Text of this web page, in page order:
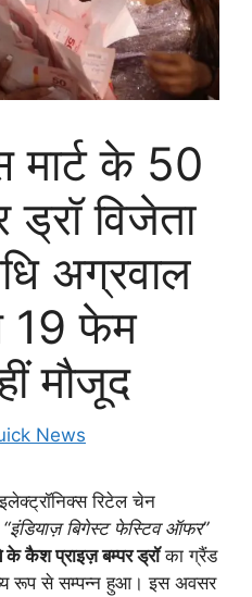
मार्ट के 50
विजेता
अग्रवाल
19 फेम
मौजूद
News
रिटेल चेन
“इंडियाज़ बिगेस्ट फेस्टिव ऑफर”
कैश प्राइज़ बम्पर ड्रॉका ग्रैंड
रूप से सम्पन्न हुआ। इस अवसर